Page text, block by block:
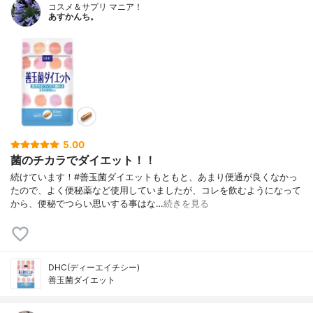
コスメ＆サプリ マニア！
あすかんち。
5.00
菌のチカラでダイエット！！
続けています！#善玉菌ダイエットもともと、あまり便通が良くなかっ
たので、よく便秘薬など使用していましたが、コレを飲むようになって
から、便秘でつらい思いする事はな…続きを見る
DHC(ディーエイチシー)
善玉菌ダイエット